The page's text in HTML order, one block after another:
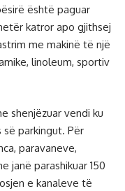
është paguar
katror apo gjithsej
me makinë të një
linoleum, sportiv
shenjëzuar vendi ku
së parkingut. Për
paravaneve,
janë parashikuar 150
e kanaleve të